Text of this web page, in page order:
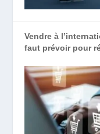
Vendre à
faut prévoir pour